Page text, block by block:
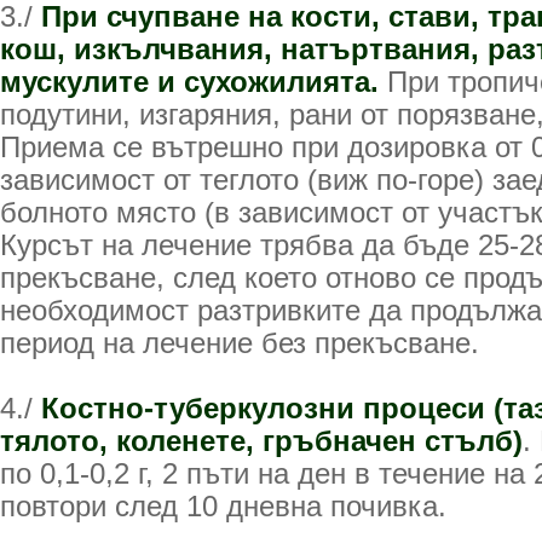
3./ При счупване на кости, стави,
кош, изкълчвания, натъртвания,
мускулите и сухожилията. При
подутини, изгаряния, рани от
Приема се вътрешно при дозировка от
зависимост от теглото (виж по-горе)
болното място (в зависимост от
Курсът на лечение трябва да бъде 25-
прекъсване, след което отново се
необходимост разтривките да
период на лечение без прекъсване.
4./ Костно-туберкулозни процеси
тялото, коленете, гръбначен стълб).
по 0,1-0,2 г, 2 пъти на ден в течение на
повтори след 10 дневна почивка.